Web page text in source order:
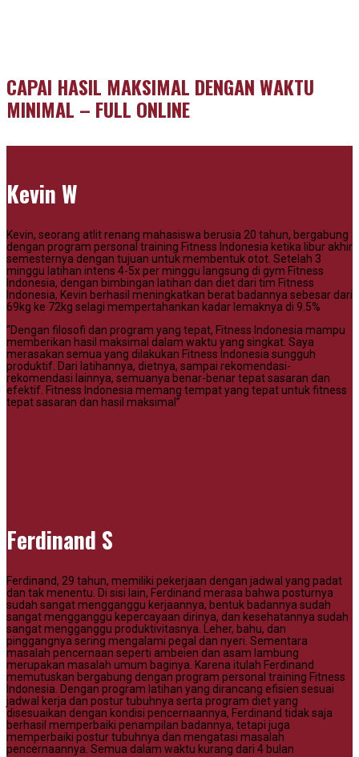
CAPAI HASIL MAKSIMAL DENGAN WAKTU
MINIMAL – FULL ONLINE
Kevin W
Kevin, seorang atlit renang mahasiswa berusia 20 tahun, bergabung
dengan program personal training Fitness Indonesia ketika libur akhir
semesternya dengan tujuan untuk membentuk otot. Setelah 3
minggu latihan intens 4-5x per minggu langsung di gym Fitness
Indonesia, dengan bimbingan latihan dan diet dari tim Fitness
Indonesia, Kevin berhasil meningkatkan berat badannya sebesar dari
69kg ke 72kg selagi mempertahankan kadar lemaknya di 9.5%
“Dengan filosofi dan program yang tepat, Fitness Indonesia mampu
memberikan hasil maksimal dalam waktu yang singkat. Saya
merasakan semua yang dilakukan Fitness Indonesia sungguh
produktif. Dari latihannya, dietnya, sampai rekomendasi-
rekomendasi lainnya, semuanya benar-benar tepat sasaran dan
efektif. Fitness Indonesia memang tempat yang tepat untuk fitness
tepat sasaran dan hasil maksimal”
Ferdinand S
Ferdinand, 29 tahun, memiliki pekerjaan dengan jadwal yang padat
dan tak menentu. Di sisi lain, Ferdinand merasa bahwa posturnya
sudah sangat mengganggu kerjaannya, bentuk badannya sudah
sangat mengganggu kepercayaan dirinya, dan kesehatannya sudah
sangat mengganggu produktivitasnya. Leher, bahu, dan
pinggangnya sering mengalami pegal dan nyeri. Sementara
masalah pencernaan seperti ambeien dan asam lambung
merupakan masalah umum baginya. Karena itulah Ferdinand
memutuskan bergabung dengan program personal training Fitness
Indonesia. Dengan program latihan yang dirancang efisien sesuai
jadwal kerja dan postur tubuhnya serta program diet yang
disesuaikan dengan kondisi pencernaannya, Ferdinand tidak saja
berhasil memperbaiki penampilan badannya, tetapi juga
memperbaiki postur tubuhnya dan mengatasi masalah
pencernaannya. Semua dalam waktu kurang dari 4 bulan